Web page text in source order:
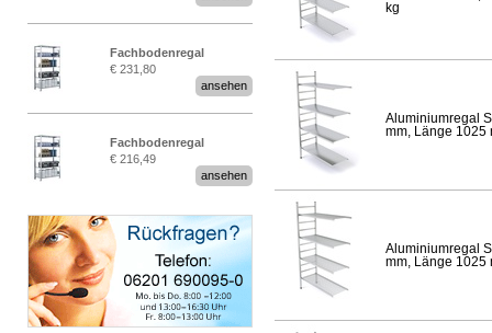
2,25 Meter breit
Fachbodenregal
Stecksystem MultiPlus
€ 231,80
ansehen
Fachbodenregal
Stecksystem MultiPlus
€ 216,49
ansehen
kg
Aluminiumregal
mm, Länge 1025
Aluminiumregal
mm, Länge 1025